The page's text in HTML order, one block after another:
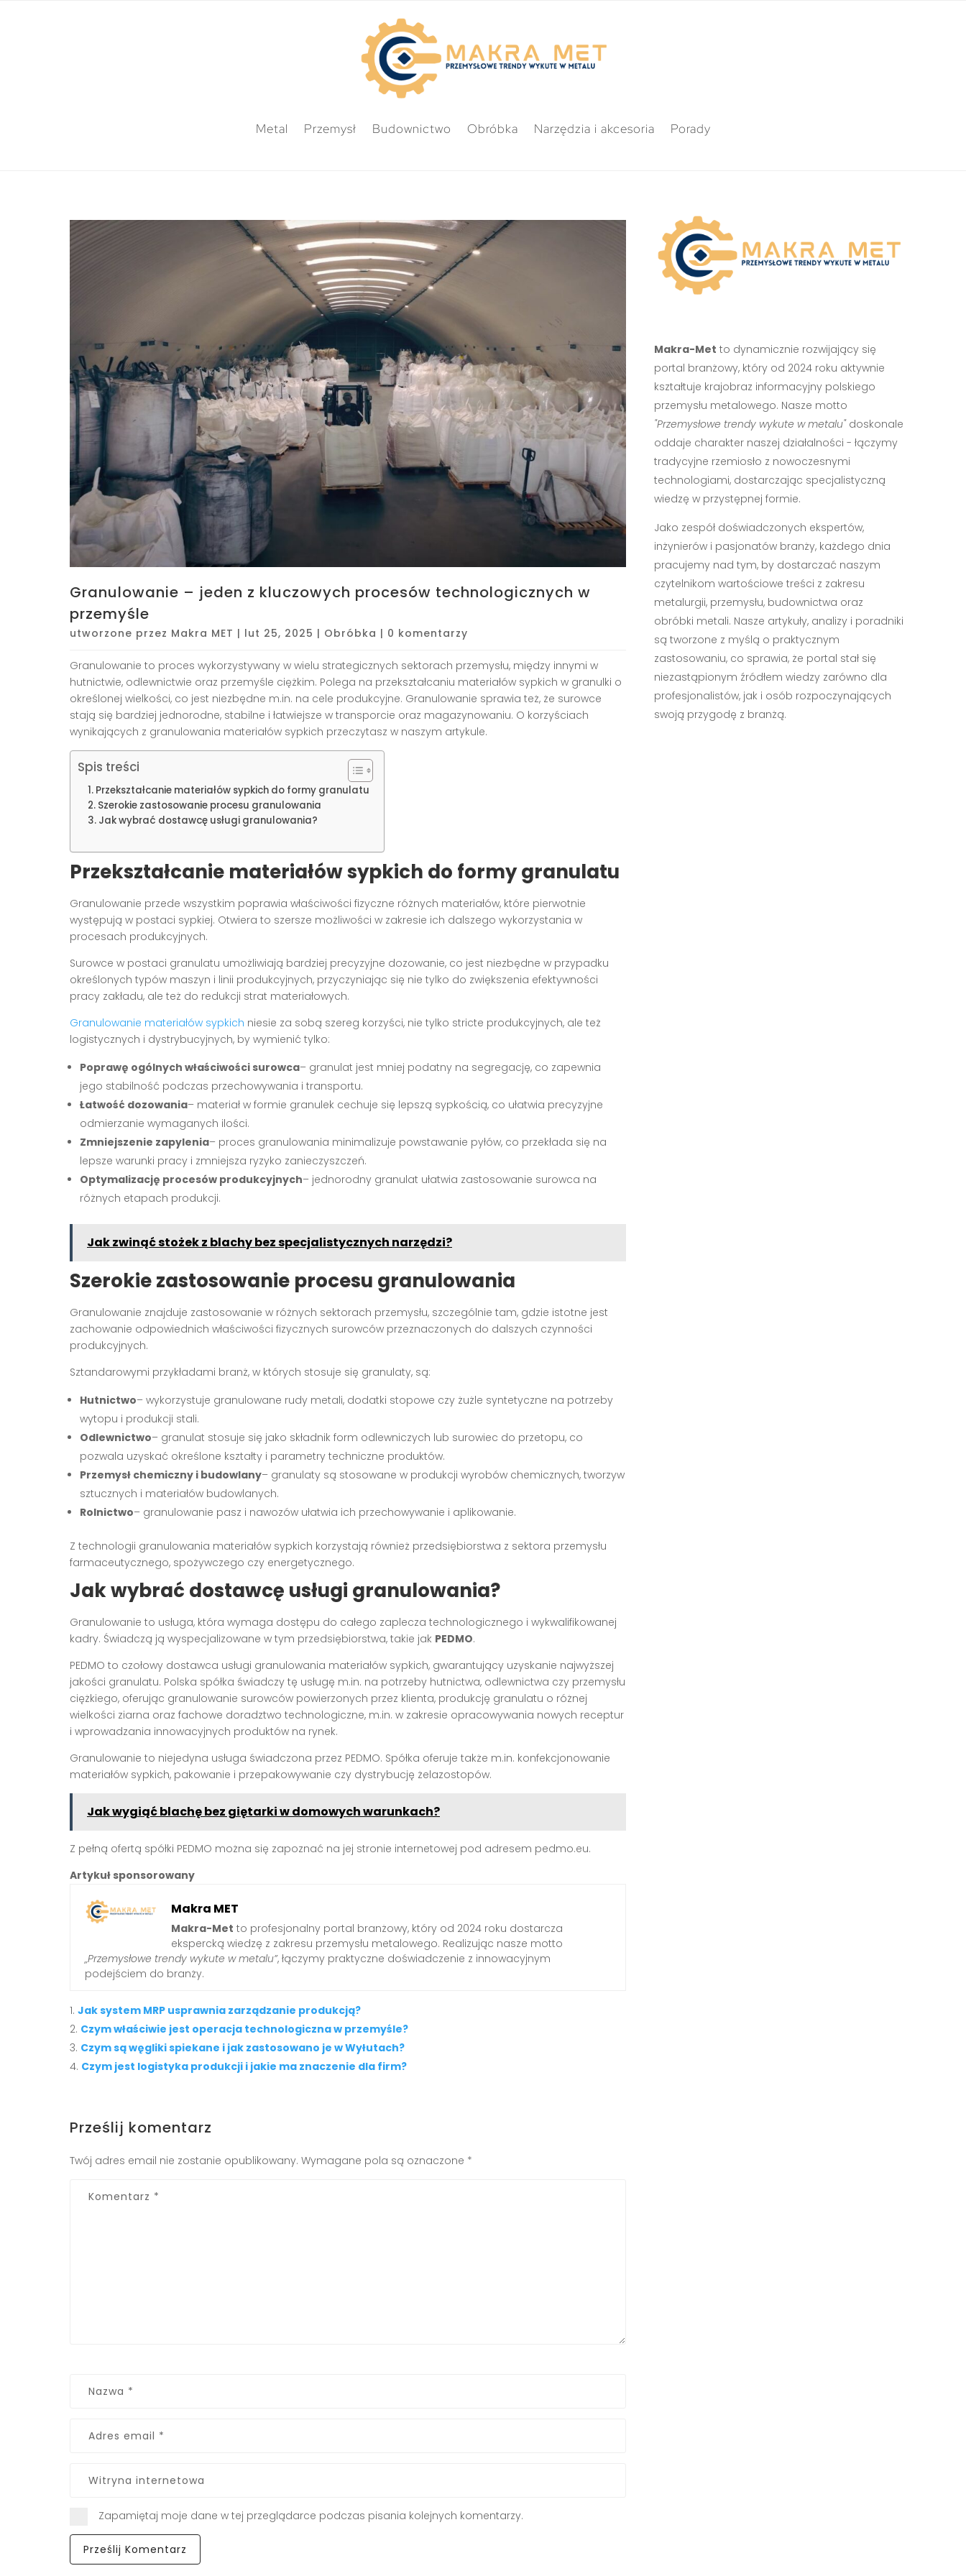
Metal Przemysł Budownictwo Obróbka Narzędzia i akcesoria Porady
Granulowanie – jeden z kluczowych procesów technologicznych w
przemyśle
utworzone przez Makra MET | lut 25, 2025 | Obróbka | 0 komentarzy
Granulowanie to proces wykorzystywany w wielu strategicznych sektorach przemysłu, między innymi w
hutnictwie, odlewnictwie oraz przemyśle ciężkim. Polega na przekształcaniu materiałów sypkich w granulki o
określonej wielkości, co jest niezbędne m.in. na cele produkcyjne. Granulowanie sprawia też, że surowce
stają się bardziej jednorodne, stabilne i łatwiejsze w transporcie oraz magazynowaniu. O korzyściach
wynikających z granulowania materiałów sypkich przeczytasz w naszym artykule.
Spis treści
Przekształcanie materiałów sypkich do formy granulatu
Szerokie zastosowanie procesu granulowania
Jak wybrać dostawcę usługi granulowania?
Przekształcanie materiałów sypkich do formy granulatu
Granulowanie przede wszystkim poprawia właściwości fizyczne różnych materiałów, które pierwotnie
występują w postaci sypkiej. Otwiera to szersze możliwości w zakresie ich dalszego wykorzystania w
procesach produkcyjnych.
Surowce w postaci granulatu umożliwiają bardziej precyzyjne dozowanie, co jest niezbędne w przypadku
określonych typów maszyn i linii produkcyjnych, przyczyniając się nie tylko do zwiększenia efektywności
pracy zakładu, ale też do redukcji strat materiałowych.
Granulowanie materiałów sypkich niesie za sobą szereg korzyści, nie tylko stricte produkcyjnych, ale też
logistycznych i dystrybucyjnych, by wymienić tylko:
Poprawę ogólnych właściwości surowca– granulat jest mniej podatny na segregację, co zapewnia
jego stabilność podczas przechowywania i transportu.
Łatwość dozowania– materiał w formie granulek cechuje się lepszą sypkością, co ułatwia precyzyjne
odmierzanie wymaganych ilości.
Zmniejszenie zapylenia– proces granulowania minimalizuje powstawanie pyłów, co przekłada się na
lepsze warunki pracy i zmniejsza ryzyko zanieczyszczeń.
Optymalizację procesów produkcyjnych– jednorodny granulat ułatwia zastosowanie surowca na
różnych etapach produkcji.
Jak zwinąć stożek z blachy bez specjalistycznych narzędzi?
Szerokie zastosowanie procesu granulowania
Granulowanie znajduje zastosowanie w różnych sektorach przemysłu, szczególnie tam, gdzie istotne jest
zachowanie odpowiednich właściwości fizycznych surowców przeznaczonych do dalszych czynności
produkcyjnych.
Sztandarowymi przykładami branż, w których stosuje się granulaty, są:
Hutnictwo– wykorzystuje granulowane rudy metali, dodatki stopowe czy żużle syntetyczne na potrzeby
wytopu i produkcji stali.
Odlewnictwo– granulat stosuje się jako składnik form odlewniczych lub surowiec do przetopu, co
pozwala uzyskać określone kształty i parametry techniczne produktów.
Przemysł chemiczny i budowlany– granulaty są stosowane w produkcji wyrobów chemicznych, tworzyw
sztucznych i materiałów budowlanych.
Rolnictwo– granulowanie pasz i nawozów ułatwia ich przechowywanie i aplikowanie.
Z technologii granulowania materiałów sypkich korzystają również przedsiębiorstwa z sektora przemysłu
farmaceutycznego, spożywczego czy energetycznego.
Jak wybrać dostawcę usługi granulowania?
Granulowanie to usługa, która wymaga dostępu do całego zaplecza technologicznego i wykwalifikowanej
kadry. Świadczą ją wyspecjalizowane w tym przedsiębiorstwa, takie jak PEDMO.
PEDMO to czołowy dostawca usługi granulowania materiałów sypkich, gwarantujący uzyskanie najwyższej
jakości granulatu. Polska spółka świadczy tę usługę m.in. na potrzeby hutnictwa, odlewnictwa czy przemysłu
ciężkiego, oferując granulowanie surowców powierzonych przez klienta, produkcję granulatu o różnej
wielkości ziarna oraz fachowe doradztwo technologiczne, m.in. w zakresie opracowywania nowych receptur
i wprowadzania innowacyjnych produktów na rynek.
Granulowanie to niejedyna usługa świadczona przez PEDMO. Spółka oferuje także m.in. konfekcjonowanie
materiałów sypkich, pakowanie i przepakowywanie czy dystrybucję żelazostopów.
Jak wygiąć blachę bez giętarki w domowych warunkach?
Z pełną ofertą spółki PEDMO można się zapoznać na jej stronie internetowej pod adresem pedmo.eu.
Artykuł sponsorowany
Makra MET
Makra-Met to profesjonalny portal branżowy, który od 2024 roku dostarcza
ekspercką wiedzę z zakresu przemysłu metalowego. Realizując nasze motto
„Przemysłowe trendy wykute w metalu”, łączymy praktyczne doświadczenie z innowacyjnym
podejściem do branży.
Jak system MRP usprawnia zarządzanie produkcją?
Czym właściwie jest operacja technologiczna w przemyśle?
Czym są węgliki spiekane i jak zastosowano je w Wyłutach?
Czym jest logistyka produkcji i jakie ma znaczenie dla firm?
Prześlij komentarz
Twój adres email nie zostanie opublikowany. Wymagane pola są oznaczone *
Zapamiętaj moje dane w tej przeglądarce podczas pisania kolejnych komentarzy.
Makra-Met to dynamicznie rozwijający się
portal branżowy, który od 2024 roku aktywnie
kształtuje krajobraz informacyjny polskiego
przemysłu metalowego. Nasze motto
"Przemysłowe trendy wykute w metalu"doskonale
oddaje charakter naszej działalności - łączymy
tradycyjne rzemiosło z nowoczesnymi
technologiami, dostarczając specjalistyczną
wiedzę w przystępnej formie.
Jako zespół doświadczonych ekspertów,
inżynierów i pasjonatów branży, każdego dnia
pracujemy nad tym, by dostarczać naszym
czytelnikom wartościowe treści z zakresu
metalurgii, przemysłu, budownictwa oraz
obróbki metali. Nasze artykuły, analizy i poradniki
są tworzone z myślą o praktycznym
zastosowaniu, co sprawia, że portal stał się
niezastąpionym źródłem wiedzy zarówno dla
profesjonalistów, jak i osób rozpoczynających
swoją przygodę z branżą.